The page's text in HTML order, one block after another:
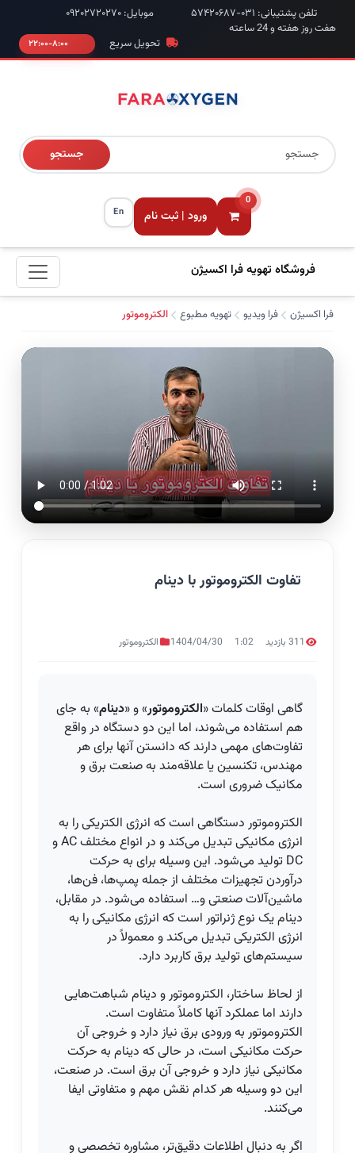
تلفن پشتیبانی: ۰۳۱-۵۷۴۲۰۶۸۷
موبایل: ۰۹۲۰۲۷۲۰۲۷۰
هفت روز هفته و 24 ساعته
تحویل سریع
جستجو
0
ورود | ثبت نام En
فروشگاه تهویه فرا اکسیژن
فرا اکسیژن فرا ویدیو تهویه مطبوع الکتروموتور
تفاوت الکتروموتور با دینام
311 بازدید 1:02
1404/04/30 الکتروموتور
گاهی اوقات کلمات «الکتروموتور» و «دینام» به جای
هم استفاده می‌شوند، اما این دو دستگاه در واقع
تفاوت‌های مهمی دارند که دانستن آنها برای هر
مهندس، تکنسین یا علاقه‌مند به صنعت برق و
مکانیک ضروری است.
الکتروموتور دستگاهی است که انرژی الکتریکی را به
انرژی مکانیکی تبدیل می‌کند و در انواع مختلف AC و
DC تولید می‌شود. این وسیله برای به حرکت
درآوردن تجهیزات مختلف از جمله پمپ‌ها، فن‌ها،
ماشین‌آلات صنعتی و… استفاده می‌شود. در مقابل،
دینام یک نوع ژنراتور است که انرژی مکانیکی را به
انرژی الکتریکی تبدیل می‌کند و معمولاً در
سیستم‌های تولید برق کاربرد دارد.
از لحاظ ساختار، الکتروموتور و دینام شباهت‌هایی
دارند اما عملکرد آنها کاملاً متفاوت است.
الکتروموتور به ورودی برق نیاز دارد و خروجی آن
حرکت مکانیکی است، در حالی که دینام به حرکت
مکانیکی نیاز دارد و خروجی آن برق است. در صنعت،
این دو وسیله هر کدام نقش مهم و متفاوتی ایفا
می‌کنند.
اگر به دنبال اطلاعات دقیق‌تر، مشاوره تخصصی و